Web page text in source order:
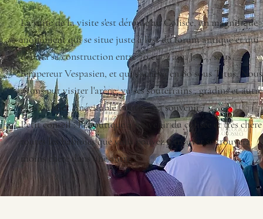
La suite de la visite s'est déroulé au Colisée, un magnifique
monument qui se situe juste à l'est du forum antique et qui
débuta sa construction entre 70 et 72 apr. J.-C., sous
l'empereur Vespasien, et qui s'acheva en 80 sous Titus. Nous
avons put visiter l'arène, vu ses souterrains , gradins et
sans oublier l'inévitable boutique à souvenir.
Petit conseil : la boutique à souvenir du colisée et très
toutes les babioles que vous pouvez y trouver se trouvera
moins chère dans une autre.